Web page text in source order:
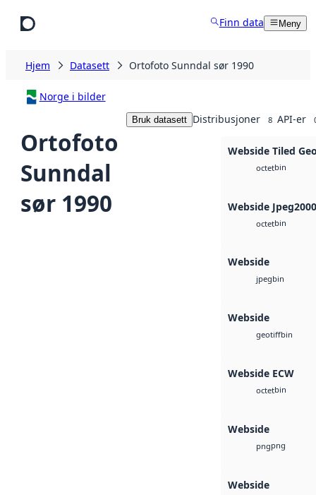
Finn data Meny
Hjem Datasett Ortofoto Sunndal sør 1990
Norge i bilder
Ortofoto
Sunndal
sør 1990
Bruk datasett Distribusjoner 8 API-er
Webside Tiled
octetbin
Webside Jpeg2000
octetbin
Webside
jpegbin
Webside
geotiffbin
Webside ECW
octetbin
Webside
pngpng
Webside